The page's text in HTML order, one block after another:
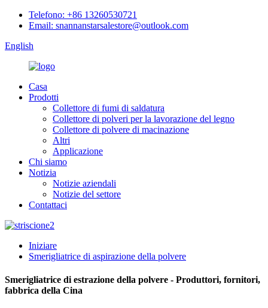
Telefono: +86 13260530721
Email: snannanstarsalestore@outlook.com
English
Casa
Prodotti
Collettore di fumi di saldatura
Collettore di polveri per la lavorazione del legno
Collettore di polvere di macinazione
Altri
Applicazione
Chi siamo
Notizia
Notizie aziendali
Notizie del settore
Contattaci
Iniziare
Smerigliatrice di aspirazione della polvere
Smerigliatrice di estrazione della polvere - Produttori, fornitori,
fabbrica della Cina